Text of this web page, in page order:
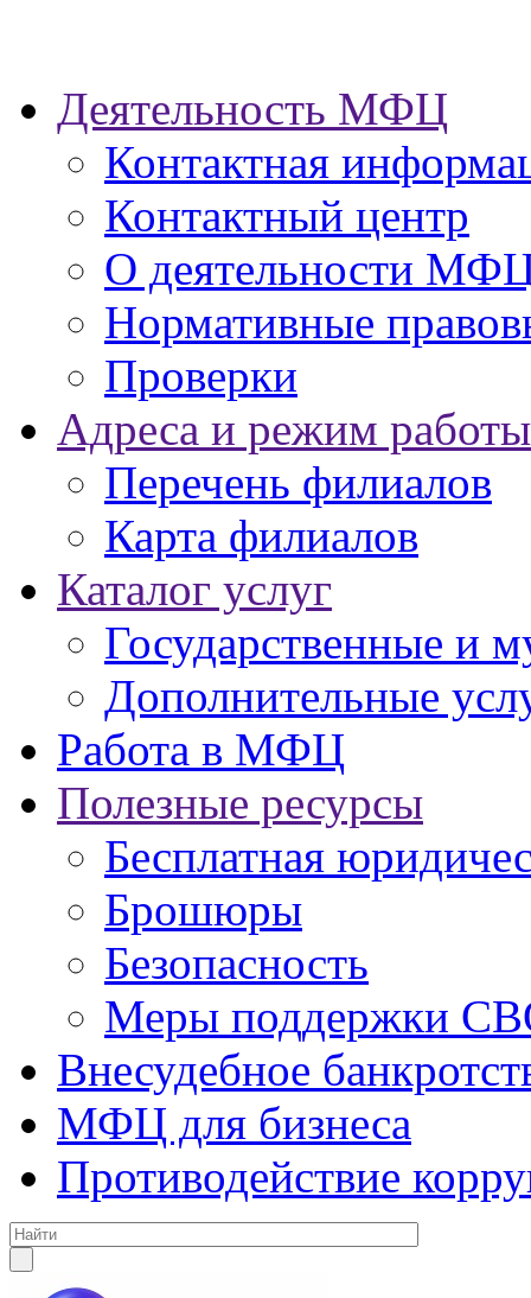
Деятельность МФЦ
Контактная
Контактный центр
О деятельности
Нормативные
Проверки
Адреса и режим работы
Перечень филиалов
Карта филиалов
Каталог услуг
Государственные и
Дополнительные
Работа в МФЦ
Полезные ресурсы
Бесплатная
Брошюры
Безопасность
Меры поддержки
Внесудебное
МФЦ для бизнеса
Противодействие